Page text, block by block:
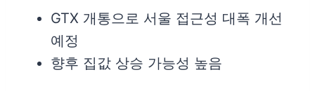
GTX 개통으로 서울 접근성 대폭 개선
예정
향후 집값 상승 가능성 높음